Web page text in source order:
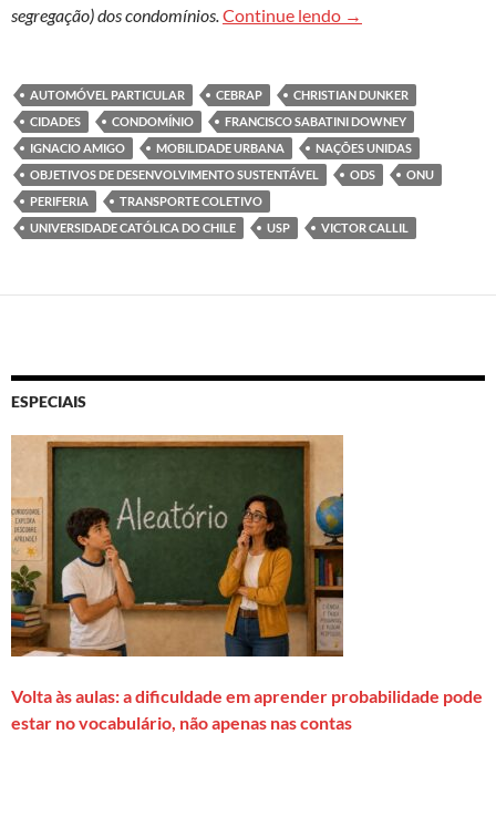
segregação) dos condomínios.Continue lendo Criar melhores
→
AUTOMÓVEL PARTICULAR CEBRAP
CHRISTIAN DUNKER
CIDADES
CONDOMÍNIO
FRANCISCO SABATINI DOWNEY
IGNACIO AMIGO
MOBILIDADE URBANA
NAÇÕES UNIDAS
OBJETIVOS DE DESENVOLVIMENTO SUSTENTÁVEL
ODS
ONU
PERIFERIA
TRANSPORTE COLETIVO
UNIVERSIDADE CATÓLICA DO CHILE
USP VICTOR CALLIL
ESPECIAIS
Volta às aulas: a dificuldade em aprender probabilidade pode
estar no vocabulário, não apenas nas contas